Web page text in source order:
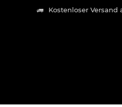
Kostenloser Versand